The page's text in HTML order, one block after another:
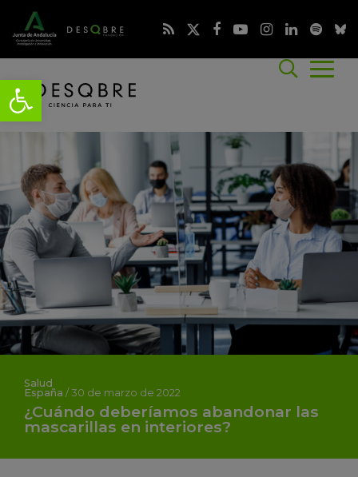
Salud
España / 30 de marzo de 2022
¿Cuándo deberíamos abandonar las
mascarillas en interiores?